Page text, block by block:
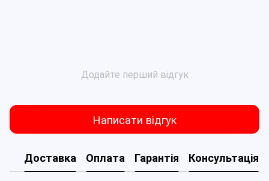
Додайте перший відгук
Написати відгук
Доставка Оплата Гарантія Консультація